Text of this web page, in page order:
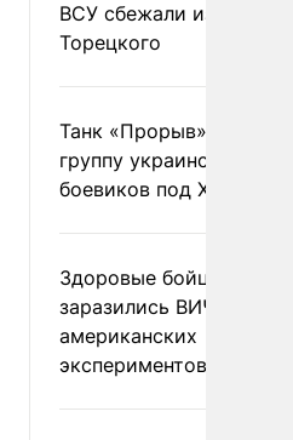
ВСУ сбежали из
Торецкого
Танк «Прорыв»
группу украинских
боевиков под
Здоровые бойцы ВСУ
заразились ВИЧ после
американских
экспериментов